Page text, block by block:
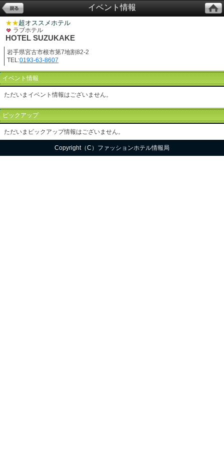
イベント情報
★★超オススメホテル
ラブホテル
HOTEL SUZUKAKE
岩手県宮古市根市第7地割82-2
TEL:0193-63-8607
イベント情報
ただいまイベント情報はございません。
ピックアップ
ただいまピックアップ情報はございません。
Copyright（C）ファッションホテル情報局